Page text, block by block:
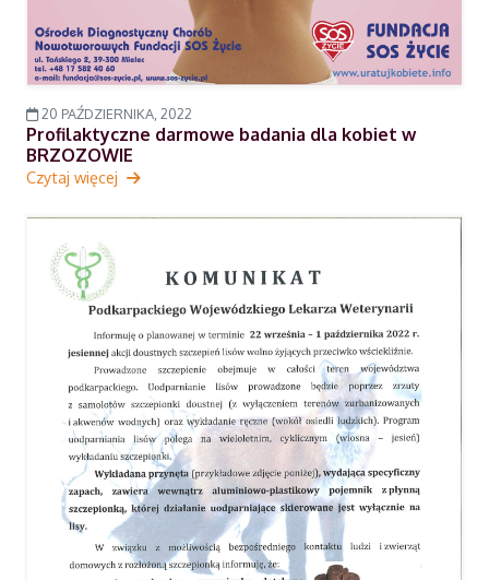
20 PAŹDZIERNIKA, 2022
Profilaktyczne darmowe badania dla kobiet w
BRZOZOWIE
Czytaj więcej